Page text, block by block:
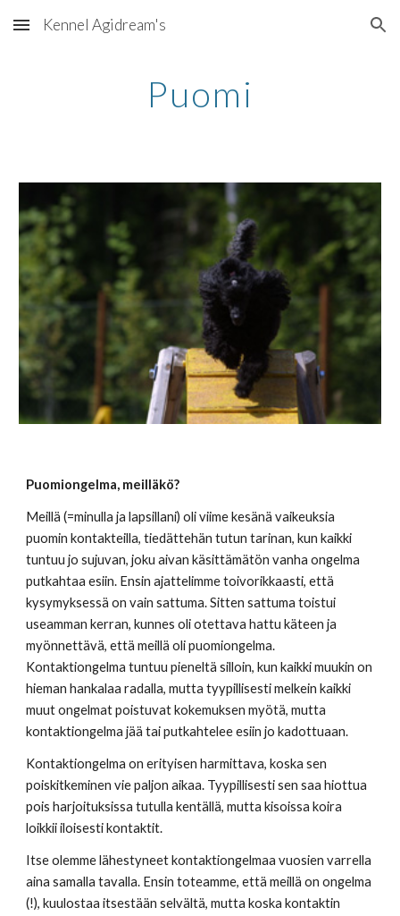
Skip to main content Skip to navigation
Kennel Agidream's
Puomi
Puomiongelma, meilläkö?
Meillä (=minulla ja lapsillani) oli viime kesänä vaikeuksia
puomin kontakteilla, tiedättehän tutun tarinan, kun kaikki
tuntuu jo sujuvan, joku aivan käsittämätön vanha ongelma
putkahtaa esiin. Ensin ajattelimme toivorikkaasti, että
kysymyksessä on vain sattuma. Sitten sattuma toistui
useamman kerran, kunnes oli otettava hattu käteen ja
myönnettävä, että meillä oli puomiongelma.
Kontaktiongelma tuntuu pieneltä silloin, kun kaikki muukin on
hieman hankalaa radalla, mutta tyypillisesti melkein kaikki
muut ongelmat poistuvat kokemuksen myötä, mutta
kontaktiongelma jää tai putkahtelee esiin jo kadottuaan.
Kontaktiongelma on erityisen harmittava, koska sen
poiskitkeminen vie paljon aikaa. Tyypillisesti sen saa hiottua
pois harjoituksissa tutulla kentällä, mutta kisoissa koira
loikkii iloisesti kontaktit.
Itse olemme lähestyneet kontaktiongelmaa vuosien varrella
aina samalla tavalla. Ensin toteamme, että meillä on ongelma
(!), kuulostaa itsestään selvältä, mutta koska kontaktin